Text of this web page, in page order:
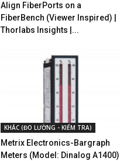
Align FiberPorts on a
FiberBench (Viewer Inspired) |
Thorlabs Insights |...
KHÁC (ĐO LƯỜNG - KIỂM TRA)
Metrix Electronics-Bargraph
Meters (Model: Dinalog A1400)